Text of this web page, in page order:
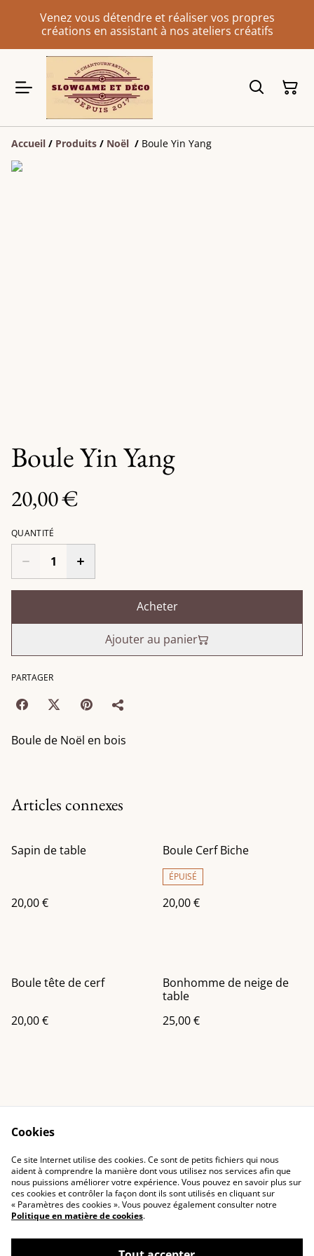
Venez vous détendre et réaliser vos propres
créations en assistant à nos ateliers créatifs
Accueil / Produits / Noël / Boule Yin Yang
Boule Yin Yang
20,00 €
QUANTITÉ
Acheter
Ajouter au panier
PARTAGER
Boule de Noël en bois
Articles connexes
Sapin de table
20,00 €
Boule Cerf Biche
ÉPUISÉ
20,00 €
Boule tête de cerf
20,00 €
Bonhomme de neige de
table
25,00 €
Politique de
confidentialité
Politique de cookies
Cookies
Ce site Internet utilise des cookies. Ce sont de petits fichiers qui nous
aident à comprendre la manière dont vous utilisez nos services afin que
nous puissions améliorer votre expérience. Vous pouvez en savoir plus sur
ces cookies et contrôler la façon dont ils sont utilisés en cliquant sur
« Paramètres des cookies ». Vous pouvez également consulter notre
Politique en matière de cookies.